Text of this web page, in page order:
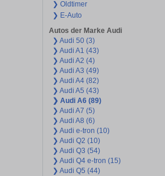
❯ Oldtimer
❯ E-Auto
Autos der Marke Audi
❯ Audi 50 (3)
❯ Audi A1 (43)
❯ Audi A2 (4)
❯ Audi A3 (49)
❯ Audi A4 (82)
❯ Audi A5 (43)
❯ Audi A6 (89)
❯ Audi A7 (5)
❯ Audi A8 (6)
❯ Audi e-tron (10)
❯ Audi Q2 (10)
❯ Audi Q3 (54)
❯ Audi Q4 e-tron (15)
❯ Audi Q5 (44)